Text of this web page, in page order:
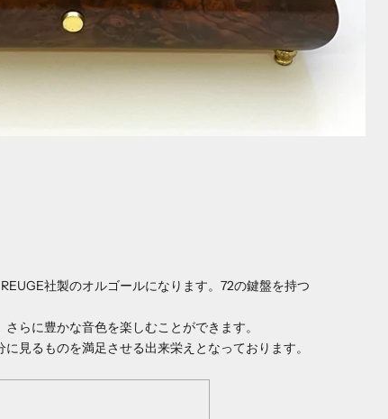
社製のオルゴールになります。 72の鍵盤を持つ
らに豊かな音色を楽しむことができます。
見るものを満足させる出来栄えとなっております。